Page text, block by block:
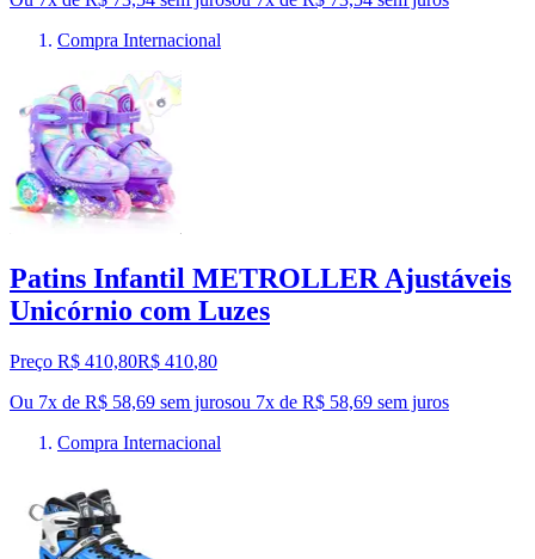
Compra Internacional
Patins Infantil METROLLER Ajustáveis
Unicórnio com Luzes
Preço R$ 410,80R$ 410,80
Ou 7x de R$ 58,69 sem jurosou 7x de R$ 58,69 sem juros
Compra Internacional